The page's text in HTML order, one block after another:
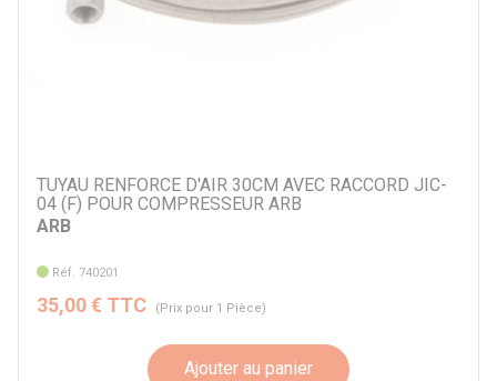
TUYAU RENFORCE D'AIR 30CM AVEC RACCORD JIC-
04 (F) POUR COMPRESSEUR ARB
ARB
Réf. 740201
35,00 € TTC (Prix pour 1 Pièce)
Ajouter au panier